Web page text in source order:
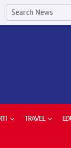
TRAVEL